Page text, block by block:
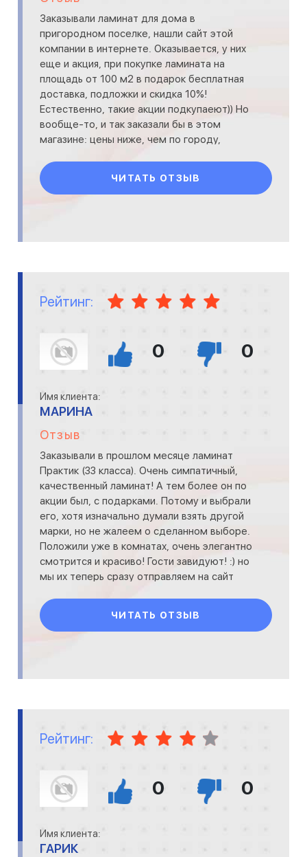
Заказывали ламинат для дома в
пригородном поселке, нашли сайт этой
компании в интернете. Оказывается, у них
еще и акция, при покупке ламината на
площадь от 100 м2 в подарок бесплатная
доставка, подложки и скидка 10%!
Естественно, такие акции подкупаеют)) Но
вообще-то, и так заказали бы в этом
магазине: цены ниже, чем по городу,
ЧИТАТЬ ОТЗЫВ
Рейтинг:
0 0
Имя клиента:
МАРИНА
Отзыв
Заказывали в прошлом месяце ламинат
Практик (33 класса). Очень симпатичный,
качественный ламинат! А тем более он по
акции был, с подарками. Потому и выбрали
его, хотя изначально думали взять другой
марки, но не жалеем о сделанном выборе.
Положили уже в комнатах, очень элегантно
смотрится и красиво! Гости завидуют! :) но
мы их теперь сразу отправляем на сайт
ЧИТАТЬ ОТЗЫВ
Рейтинг:
0 0
Имя клиента:
ГАРИК